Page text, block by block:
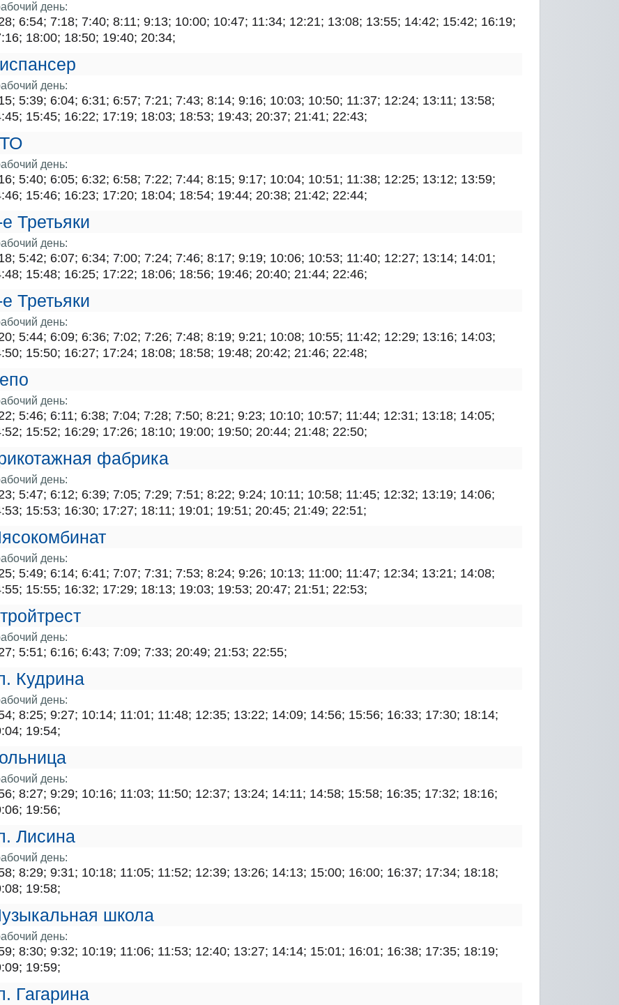
день:
6:54; 7:18; 7:40; 8:11; 9:13; 10:00; 10:47; 11:34; 12:21; 13:08; 13:55; 14:42; 15:42; 16:19;
18:00; 18:50; 19:40; 20:34;
день:
5:39; 6:04; 6:31; 6:57; 7:21; 7:43; 8:14; 9:16; 10:03; 10:50; 11:37; 12:24; 13:11; 13:58;
15:45; 16:22; 17:19; 18:03; 18:53; 19:43; 20:37; 21:41; 22:43;
день:
5:40; 6:05; 6:32; 6:58; 7:22; 7:44; 8:15; 9:17; 10:04; 10:51; 11:38; 12:25; 13:12; 13:59;
15:46; 16:23; 17:20; 18:04; 18:54; 19:44; 20:38; 21:42; 22:44;
Третьяки
день:
5:42; 6:07; 6:34; 7:00; 7:24; 7:46; 8:17; 9:19; 10:06; 10:53; 11:40; 12:27; 13:14; 14:01;
15:48; 16:25; 17:22; 18:06; 18:56; 19:46; 20:40; 21:44; 22:46;
Третьяки
день:
5:44; 6:09; 6:36; 7:02; 7:26; 7:48; 8:19; 9:21; 10:08; 10:55; 11:42; 12:29; 13:16; 14:03;
15:50; 16:27; 17:24; 18:08; 18:58; 19:48; 20:42; 21:46; 22:48;
день:
5:46; 6:11; 6:38; 7:04; 7:28; 7:50; 8:21; 9:23; 10:10; 10:57; 11:44; 12:31; 13:18; 14:05;
15:52; 16:29; 17:26; 18:10; 19:00; 19:50; 20:44; 21:48; 22:50;
фабрика
день:
5:47; 6:12; 6:39; 7:05; 7:29; 7:51; 8:22; 9:24; 10:11; 10:58; 11:45; 12:32; 13:19; 14:06;
15:53; 16:30; 17:27; 18:11; 19:01; 19:51; 20:45; 21:49; 22:51;
день:
5:49; 6:14; 6:41; 7:07; 7:31; 7:53; 8:24; 9:26; 10:13; 11:00; 11:47; 12:34; 13:21; 14:08;
15:55; 16:32; 17:29; 18:13; 19:03; 19:53; 20:47; 21:51; 22:53;
день:
5:51; 6:16; 6:43; 7:09; 7:33; 20:49; 21:53; 22:55;
Кудрина
день:
8:25; 9:27; 10:14; 11:01; 11:48; 12:35; 13:22; 14:09; 14:56; 15:56; 16:33; 17:30; 18:14;
19:54;
день:
8:27; 9:29; 10:16; 11:03; 11:50; 12:37; 13:24; 14:11; 14:58; 15:58; 16:35; 17:32; 18:16;
19:56;
Лисина
день:
8:29; 9:31; 10:18; 11:05; 11:52; 12:39; 13:26; 14:13; 15:00; 16:00; 16:37; 17:34; 18:18;
19:58;
школа
день:
8:30; 9:32; 10:19; 11:06; 11:53; 12:40; 13:27; 14:14; 15:01; 16:01; 16:38; 17:35; 18:19;
19:59;
Гагарина